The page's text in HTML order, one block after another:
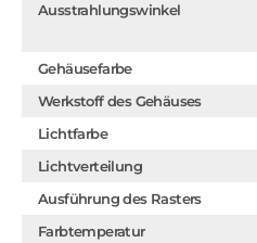
Ausstrahlungswinkel
Gehäusefarbe
Werkstoff des Gehäuses
Lichtfarbe
Lichtverteilung
Ausführung des Rasters
Farbtemperatur